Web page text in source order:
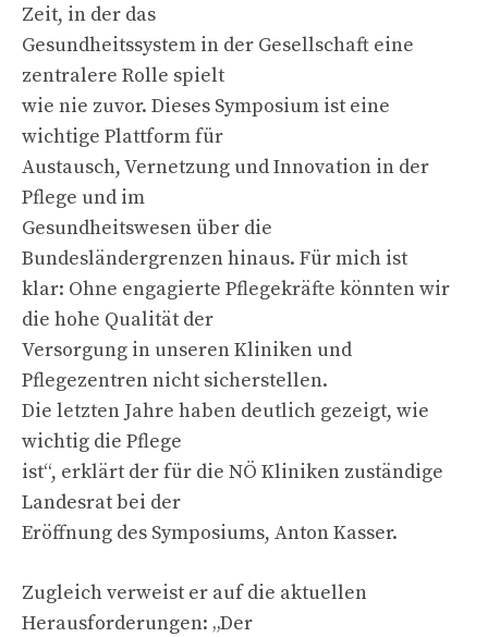
Zeit, in der das
Gesundheitssystem in der Gesellschaft eine
zentralere Rolle spielt
wie nie zuvor. Dieses Symposium ist eine
wichtige Plattform für
Austausch, Vernetzung und Innovation in der
Pflege und im
Gesundheitswesen über die
Bundesländergrenzen hinaus. Für mich ist
klar: Ohne engagierte Pflegekräfte könnten wir
die hohe Qualität der
Versorgung in unseren Kliniken und
Pflegezentren nicht sicherstellen.
Die letzten Jahre haben deutlich gezeigt, wie
wichtig die Pflege
ist“, erklärt der für die NÖ Kliniken zuständige
Landesrat bei der
Eröffnung des Symposiums, Anton Kasser.
Zugleich verweist er auf die aktuellen
Herausforderungen: „Der